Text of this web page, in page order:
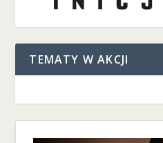
TEMATY W AKCJI